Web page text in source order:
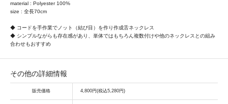
material : Polyester 100%
size : 全長70cm
◆ コードを手作業でノット（結び目）を作り作成舌ネックレス
◆ シンプルながらも存在感があり、単体ではもちろん複数付けや他のネックレスとの組み
合わせもおすすめ
その他の詳細情報
販売価格 4,800円(税込5,280円)